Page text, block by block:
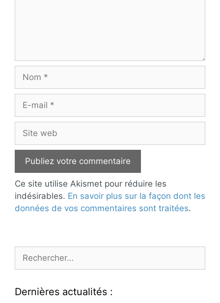
mail
web
Ce site utilise Akismet pour réduire les
indésirables. En savoir plus sur la façon dont les
données de vos commentaires sont traitées.
Rechercher :
Dernières actualités :